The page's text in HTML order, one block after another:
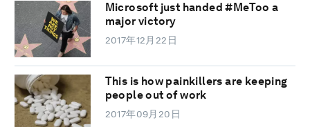
Microsoft just handed #MeToo a
major victory
2017年12月22日
This is how painkillers are keeping
people out of work
2017年09月20日